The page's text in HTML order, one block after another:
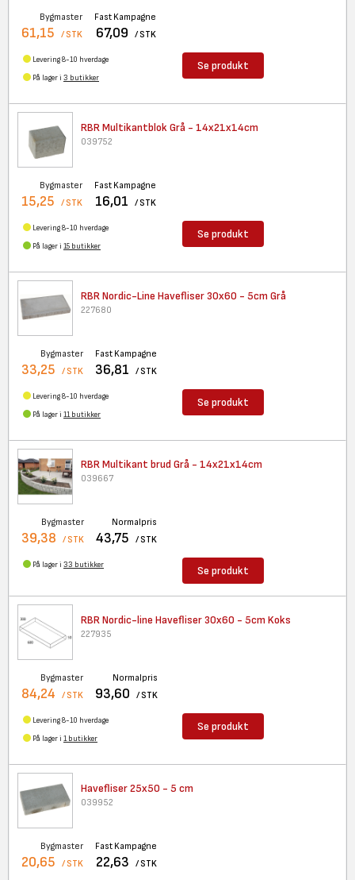
Bygmaster
61,15 / STK
Fast Kampagne
67,09 / STK
Levering 8-10 hverdage
På lager i 3 butikker
Se produkt
RBR Multikantblok Grå - 14x21x14cm
039752
Bygmaster
15,25 / STK
Fast Kampagne
16,01 / STK
Levering 8-10 hverdage
På lager i 15 butikker
Se produkt
RBR Nordic-Line Havefliser30x60 - 5cm Grå
227680
Bygmaster
33,25 / STK
Fast Kampagne
36,81 / STK
Levering 8-10 hverdage
På lager i 11 butikker
Se produkt
RBR Multikant brud Grå - 14x21x14cm
039667
Bygmaster
39,38 / STK
Normalpris
43,75 / STK
På lager i 33 butikker Se produkt
RBR Nordic-line Havefliser30x60 - 5cm Koks
227935
Bygmaster
84,24 / STK
Normalpris
93,60 / STK
Levering 8-10 hverdage
På lager i 1 butikker
Se produkt
Havefliser 25x50 - 5 cm
039952
Bygmaster
20,65 / STK
Fast Kampagne
22,63 / STK